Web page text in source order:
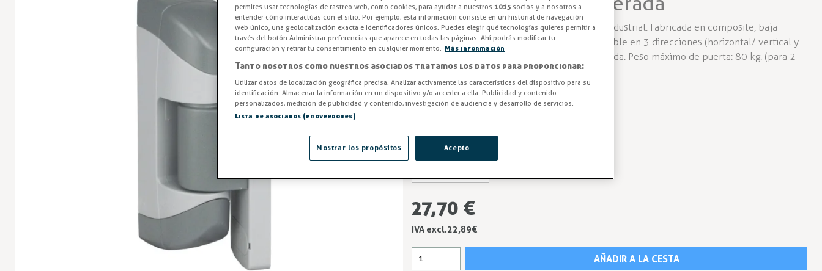
Bisagra modelo 2380 para puerta frigorífica industrial. Fabricada en composite, baja
temperatura y resistente a la corrosión. Ajustable en 3 direcciones (horizontal/ vertical y
profundidad). Intercambiable derecha/ izquierda. Peso máximo de puerta: 80 kg. (para 2
bisagras).
Entrega en 24/48h
27,70 €
IVA excl.22,89 €
AÑADIR A LA CESTA
permites usar tecnologías de rastreo web, como cookies, para ayudar a nuestros 1015 socios y a nosotros a
entender cómo interactúas con el sitio. Por ejemplo, esta información consiste en un historial de navegación
web único, una geolocalización exacta e identificadores únicos. Puedes elegir qué tecnologías quieres permitir a
través del botón Administrar preferencias que aparece en todas las páginas. Ahí podrás modificar tu
configuración y retirar tu consentimiento en cualquier momento.
Más información
Tanto nosotros como nuestros asociados tratamos los datos para proporcionar:
Utilizar datos de localización geográfica precisa. Analizar activamente las características del dispositivo para su
identificación. Almacenar la información en un dispositivo y/o acceder a ella. Publicidad y contenido
personalizados, medición de publicidad y contenido, investigación de audiencia y desarrollo de servicios.
Lista de asociados (proveedores)
Acepto
Mostrar los propósitos